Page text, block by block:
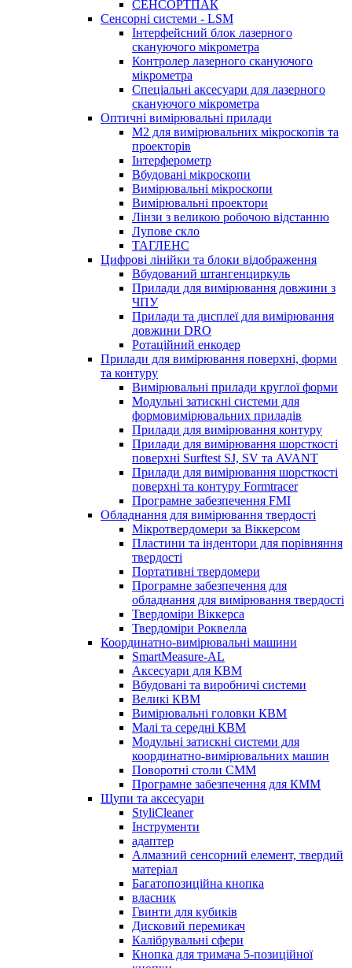
СЕНСОРТПАК
Сенсорні системи - LSM
Інтерфейсний блок лазерного
скануючого мікрометра
Контролер лазерного скануючого
мікрометра
Спеціальні аксесуари для лазерного
скануючого мікрометра
Оптичні вимірювальні прилади
M2 для вимірювальних мікроскопів та
проекторів
Інтерферометр
Вбудовані мікроскопи
Вимірювальні мікроскопи
Вимірювальні проектори
Лінзи з великою робочою відстанню
Лупове скло
ТАГЛЕНС
Цифрові лінійки та блоки відображення
Вбудований штангенциркуль
Прилади для вимірювання довжини з
ЧПУ
Прилади та дисплеї для вимірювання
довжини DRO
Ротаційний енкодер
Прилади для вимірювання поверхні, форми
та контуру
Вимірювальні прилади круглої форми
Модульні затискні системи для
формовимірювальних приладів
Прилади для вимірювання контуру
Прилади для вимірювання шорсткості
поверхні Surftest SJ, SV та AVANT
Прилади для вимірювання шорсткості
поверхні та контуру Formtracer
Програмне забезпечення FMI
Обладнання для вимірювання твердості
Мікротвердомери за Віккерсом
Пластини та індентори для порівняння
твердості
Портативні твердомери
Програмне забезпечення для
обладнання для вимірювання твердості
Твердоміри Віккерса
Твердоміри Роквелла
Координатно-вимірювальні машини
SmartMeasure-AL
Аксесуари для КВМ
Вбудовані та виробничі системи
Великі КВМ
Вимірювальні головки КВМ
Малі та середні КВМ
Модульні затискні системи для
координатно-вимірювальних машин
Поворотні столи CMM
Програмне забезпечення для КММ
Щупи та аксесуари
StyliCleaner
Інструменти
адаптер
Алмазний сенсорний елемент, твердий
матеріал
Багатопозиційна кнопка
власник
Гвинти для кубиків
Дисковий перемикач
Калібрувальні сфери
Кнопка для тримача 5-позиційної